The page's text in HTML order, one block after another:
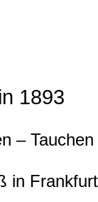
1893
– Tauchen
in Frankfurt